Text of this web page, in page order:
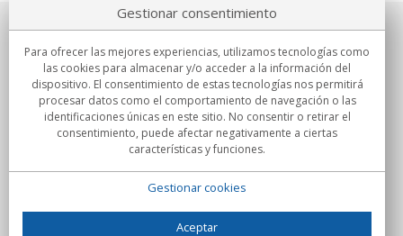
Sobre nosotros
Compromisos
Compras
Gestionar consentimiento
Para ofrecer las mejores experiencias, utilizamos tecnologías como
las cookies para almacenar y/o acceder a la información del
dispositivo. El consentimiento de estas tecnologías nos permitirá
procesar datos como el comportamiento de navegación o las
identificaciones únicas en este sitio. No consentir o retirar el
consentimiento, puede afectar negativamente a ciertas
características y funciones.
Gestionar cookies
Aceptar